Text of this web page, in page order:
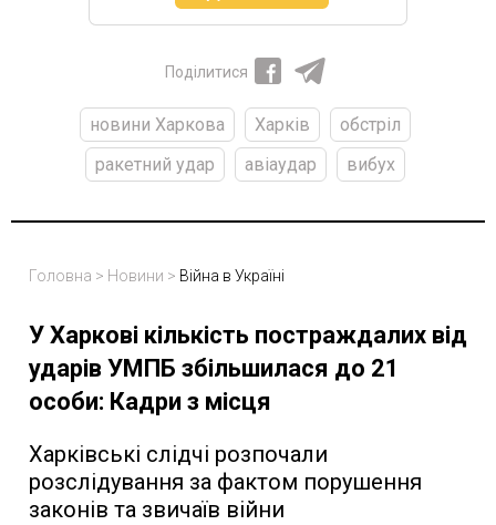
Поділитися
новини Харкова Харків
обстріл
ракетний удар
авіаудар вибух
Головна > Новини > Війна в Україні
У Харкові кількість постраждалих від
ударів УМПБ збільшилася до 21
особи: Кадри з місця
Харківські слідчі розпочали
розслідування за фактом порушення
законів та звичаїв війни